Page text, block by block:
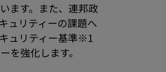
ます。また、連邦政
ュリティーの課題へ
ュリティー基準※1
を強化します。